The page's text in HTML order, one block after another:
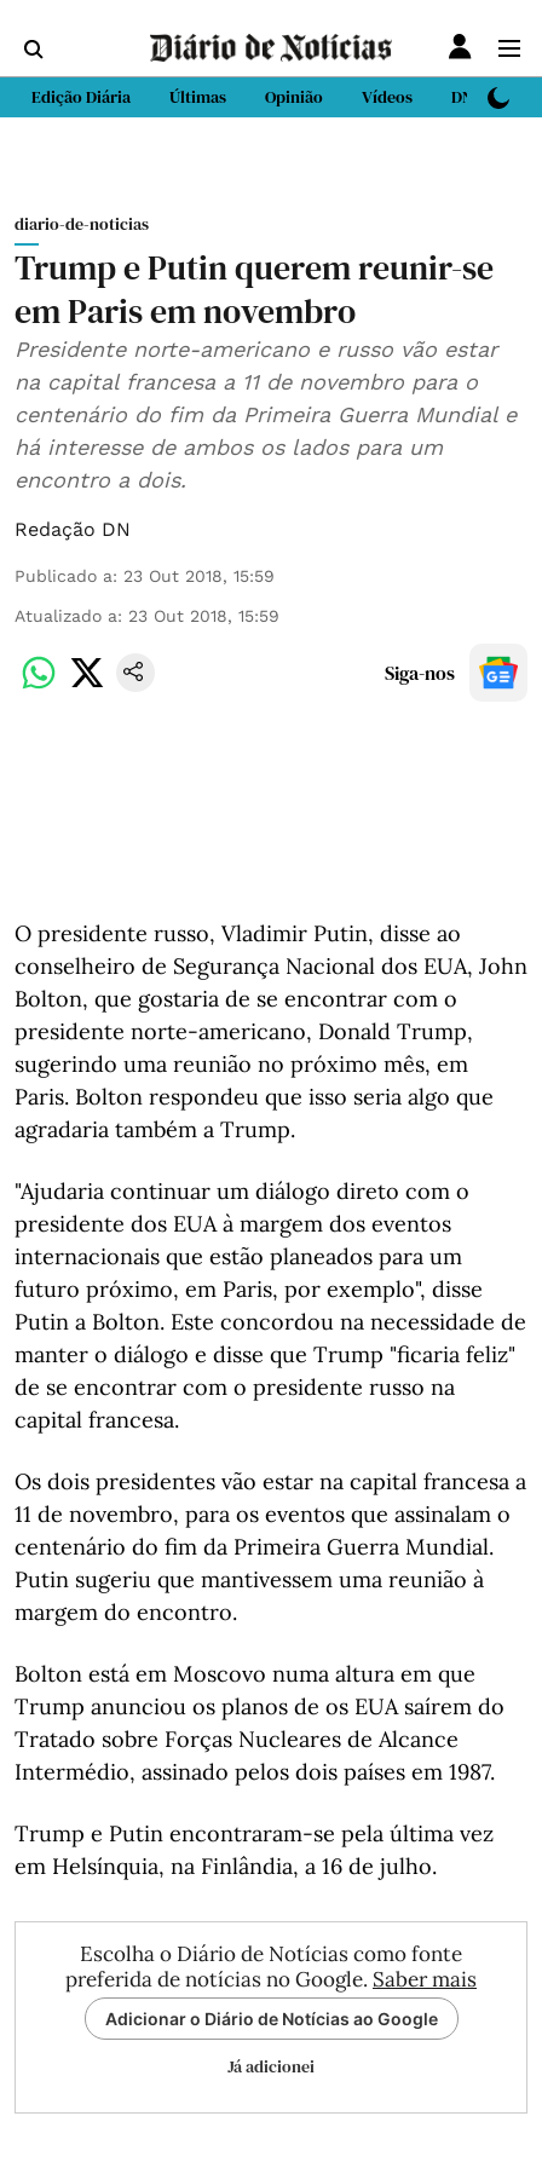
Edição Diária Últimas Opinião Vídeos DN Sport
diario-de-noticias
Trump e Putin querem reunir-se
em Paris em novembro
Presidente norte-americano e russo vão estar
na capital francesa a 11 de novembro para o
centenário do fim da Primeira Guerra Mundial e
há interesse de ambos os lados para um
encontro a dois.
Redação DN
Publicado a: 23 Out 2018, 15:59
Atualizado a: 23 Out 2018, 15:59
Siga-nos
O presidente russo, Vladimir Putin, disse ao
conselheiro de Segurança Nacional dos EUA, John
Bolton, que gostaria de se encontrar com o
presidente norte-americano, Donald Trump,
sugerindo uma reunião no próximo mês, em
Paris. Bolton respondeu que isso seria algo que
agradaria também a Trump.
"Ajudaria continuar um diálogo direto com o
presidente dos EUA à margem dos eventos
internacionais que estão planeados para um
futuro próximo, em Paris, por exemplo", disse
Putin a Bolton. Este concordou na necessidade de
manter o diálogo e disse que Trump "ficaria feliz"
de se encontrar com o presidente russo na
capital francesa.
Os dois presidentes vão estar na capital francesa a
11 de novembro, para os eventos que assinalam o
centenário do fim da Primeira Guerra Mundial.
Putin sugeriu que mantivessem uma reunião à
margem do encontro.
Bolton está em Moscovo numa altura em que
Trump anunciou os planos de os EUA saírem do
Tratado sobre Forças Nucleares de Alcance
Intermédio, assinado pelos dois países em 1987.
Trump e Putin encontraram-se pela última vez
em Helsínquia, na Finlândia, a 16 de julho.
Escolha o Diário de Notícias como fonte
preferida de notícias no Google. Saber mais
Adicionar o Diário de Notícias ao Google
Já adicionei